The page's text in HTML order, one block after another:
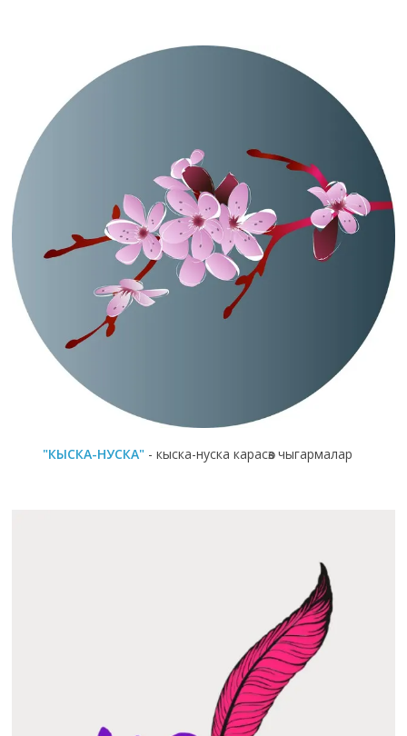
"КЫСКА-НУСКА" - кыска-нуска карасөз чыгармалар